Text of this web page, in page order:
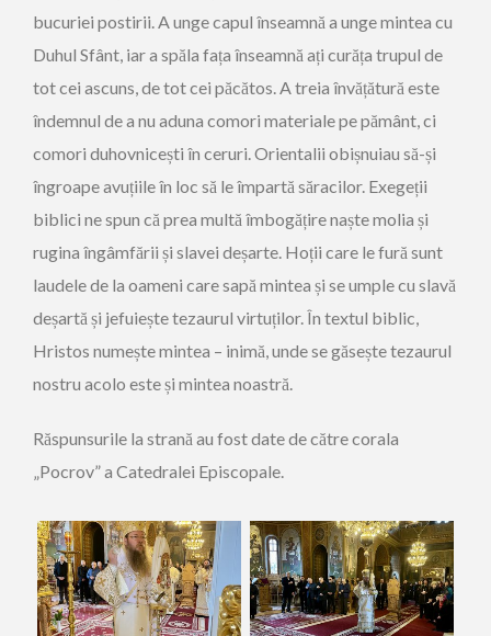
bucuriei postirii. A unge capul înseamnă a unge mintea cu
Duhul Sfânt, iar a spăla fața înseamnă ați curăța trupul de
tot cei ascuns, de tot cei păcătos. A treia învățătură este
îndemnul de a nu aduna comori materiale pe pământ, ci
comori duhovnicești în ceruri. Orientalii obișnuiau să-și
îngroape avuțiile în loc să le împartă săracilor. Exegeții
biblici ne spun că prea multă îmbogățire naște molia și
rugina îngâmfării și slavei deșarte. Hoții care le fură sunt
laudele de la oameni care sapă mintea și se umple cu slavă
deșartă și jefuiește tezaurul virtuților. În textul biblic,
Hristos numește mintea – inimă, unde se găsește tezaurul
nostru acolo este și mintea noastră.
Răspunsurile la strană au fost date de către corala
„Pocrov” a Catedralei Episcopale.